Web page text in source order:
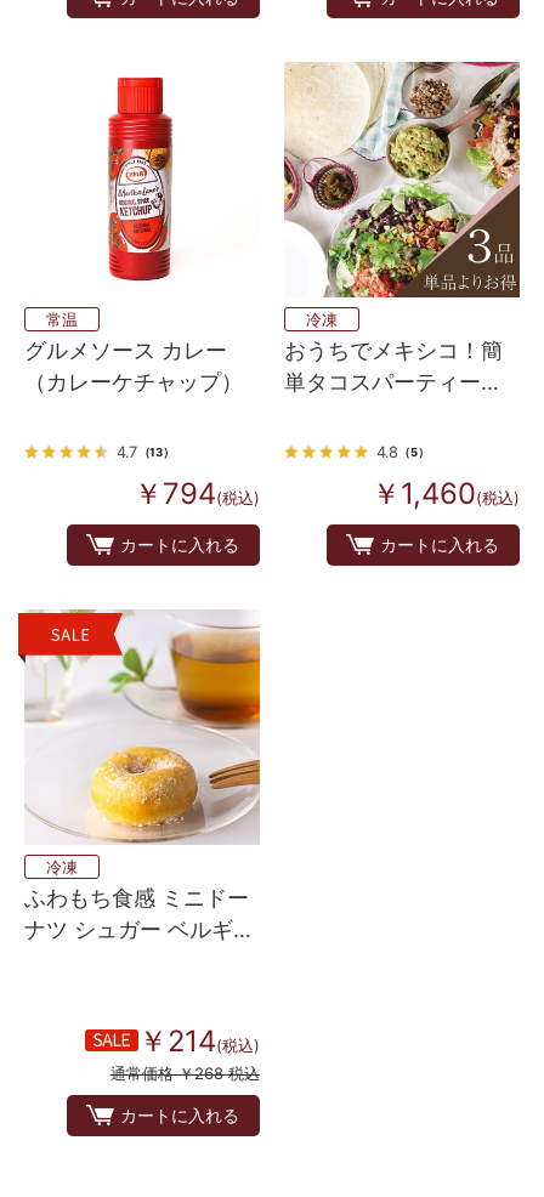
常温
グルメソース カレー
（カレーケチャップ）
4.7 （13）
￥794(税込)
カートに入れる
冷凍
おうちでメキシコ！簡
単タコスパーティーセ
4.8 （5）
￥1,460(税込)
カートに入れる
冷凍
ふわもち食感 ミニドー
ナツ シュガー ベルギー
￥214(税込)
通常価格 ￥268 税込
カートに入れる